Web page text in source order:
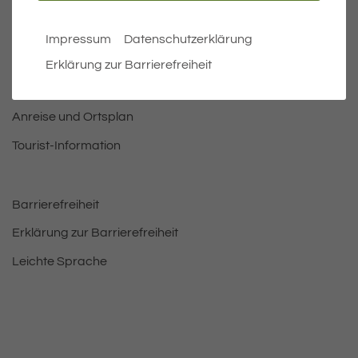
Bauen & Wohnen
Anreise und Ortsplan
Tourist-Information
Barrierefreiheit
Erklärung zur Barrierefreiheit
Leichte Sprache
Impressum
Datenschutzerklärung
Erklärung zur Barrierefreiheit